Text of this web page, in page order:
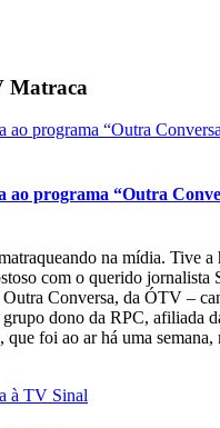
Matraca
ao programa “Outra
na mídia. Tive a
com o querido jornalista
Conversa, da ÓTV –
dono da RPC, afiliada
que foi ao ar há uma